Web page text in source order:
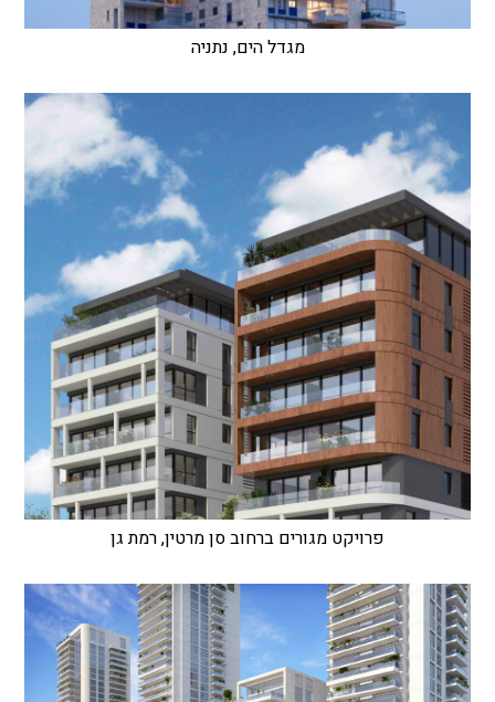
מגדל הים, נתניה
פרויקט מגורים ברחוב סן מרטין, רמת גן